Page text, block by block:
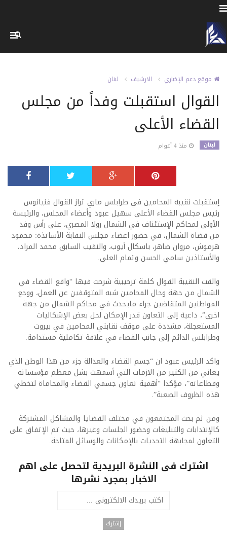
موقع دعم الإخباري الارشيف لبنان
القوال استقبلت وفداً من مجلس
القضاء الأعلى
لبنان منذ 4 أعوام
إستقبلت نقيبة المحامين في طرابلس ماري تراز القوال فنيانوس
رئيس مجلس القضاء الأعلى سهيل عبود وأعضاء المجلس، والرئيسة
الأولى لمحاكم الإستئناف في الشمال رولا المصري، على رأس وفد
من قضاة الشمال، في حضور اعضاء مجلس النقابة الأساتذة: محمود
هرموش، مروان ضاهر، باسكال أيوب، والنقيب السابق محمد المراد،
والأستاذين سامي الحسن وتمام العلي.
والقت النقيبة القوال كلمة ترحيبية شرحت فيها “واقع القضاء في
الشمال من جهة وحال المحامين شبه المتوقفين عن العمل، ووجع
المواطنين المتقاضين جراء مايحدث في محاكم الشمال من جهة
اخرى”، داعية إلى التعاون قدر الإمكان لحل بعض الإشكاليات
المستعجلة، مشددة على موقف نقابتي المحامين في بيروت
وطرابلس الدائم إلى جانب القضاء في علاقة تكاملية مستدامة.
واكد الرئيس عبود ان “جسم القضاء والعدالة جزء من هذا الوطن الذي
يعاني من الكثير من الازمات التي أسمهت بشل معظم مؤسساته
وقطاعاته”، مؤكدا “أهمية تعاون جسمي القضاء والمحاماة لتخطي
هذه الظروف الصعبة”.
ومن ثم بحث المجتمعون في مختلف القضايا والمشاكل المشتركة
كالإنتدابات والتبليغات وحضور الجلسات وغيرها، حيث تم الإتفاق على
التعاون لمجابهة التحديات بالإمكانات والوسائل المتاحة.
اشترك فى النشرة البريدية لتحصل على اهم
الاخبار بمجرد نشرها